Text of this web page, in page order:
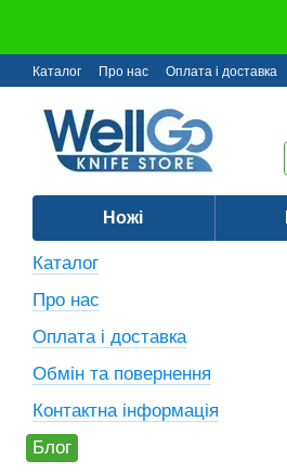
Каталог Про нас Оплата і доставка
Ножі
Каталог
Про нас
Оплата і доставка
Обмін та повернення
Контактна інформація
Блог